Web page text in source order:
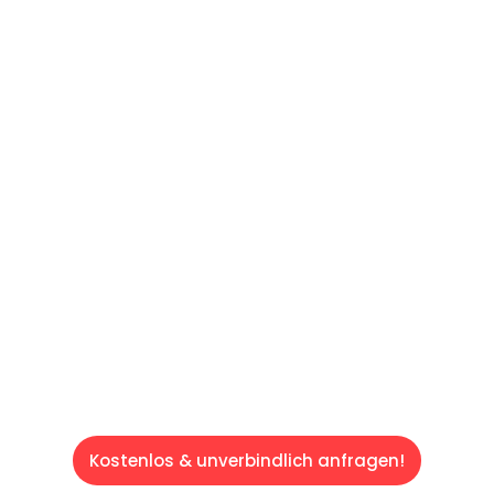
Kostenlos & unverbindlich anfragen!